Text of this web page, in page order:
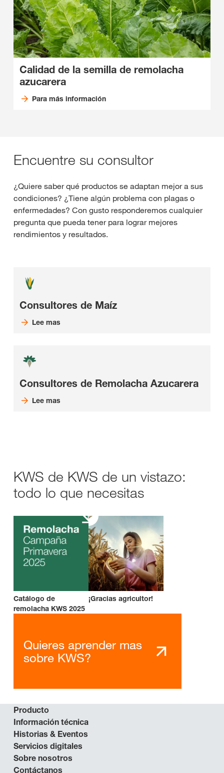
Calidad de la semilla de remolacha
azucarera
Para más información
Encuentre su consultor
¿Quiere saber qué productos se adaptan mejor a sus
condiciones? ¿Tiene algún problema con plagas o
enfermedades? Con gusto responderemos cualquier
pregunta que pueda tener para lograr mejores
rendimientos y resultados.
Consultores de Maíz
Lee mas
Consultores de Remolacha Azucarera
Lee mas
KWS de KWS de un vistazo:
todo lo que necesitas
Catálogo de
remolacha KWS 2025
¡Gracias agricultor!
Quieres aprender mas
sobre KWS?
Producto
Información técnica
Historias & Eventos
Servicios digitales
Sobre nosotros
Contáctanos